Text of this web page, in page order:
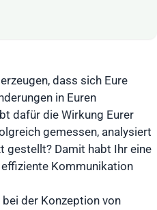
dass sich Eure
in Euren
dafür die Wirkung Eurer
gemessen, analysiert
gestellt? Damit habt Ihr eine
Kommunikation
der Konzeption von